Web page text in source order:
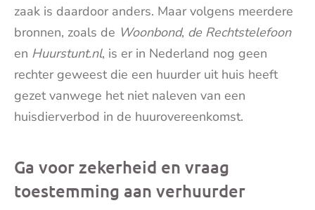
zaak is daardoor anders. Maar volgens meerdere
bronnen, zoals de Woonbond, de Rechtstelefoon
en Huurstunt.nl, is er in Nederland nog geen
rechter geweest die een huurder uit huis heeft
gezet vanwege het niet naleven van een
huisdierverbod in de huurovereenkomst.
Ga voor zekerheid en vraag
toestemming aan verhuurder